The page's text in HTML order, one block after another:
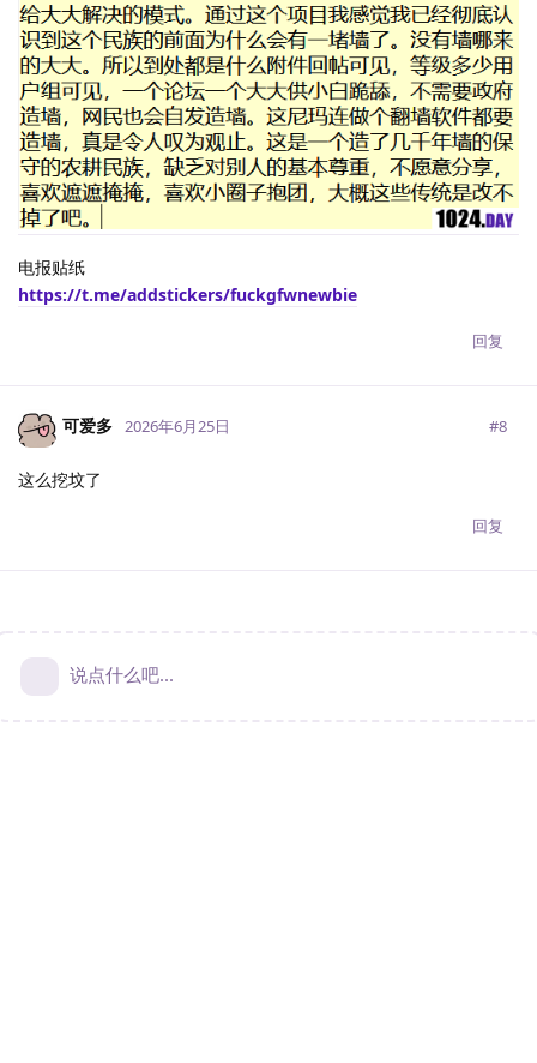
电报贴纸
https://t.me/addstickers/fuckgfwnewbie
回复
可爱多 2026年6月25日 #8
这么挖坟了
回复
说点什么吧...